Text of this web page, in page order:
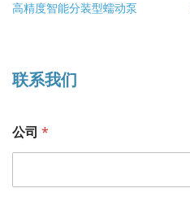
高精度智能分装型蠕动泵
联系我们
属
部
公司 *